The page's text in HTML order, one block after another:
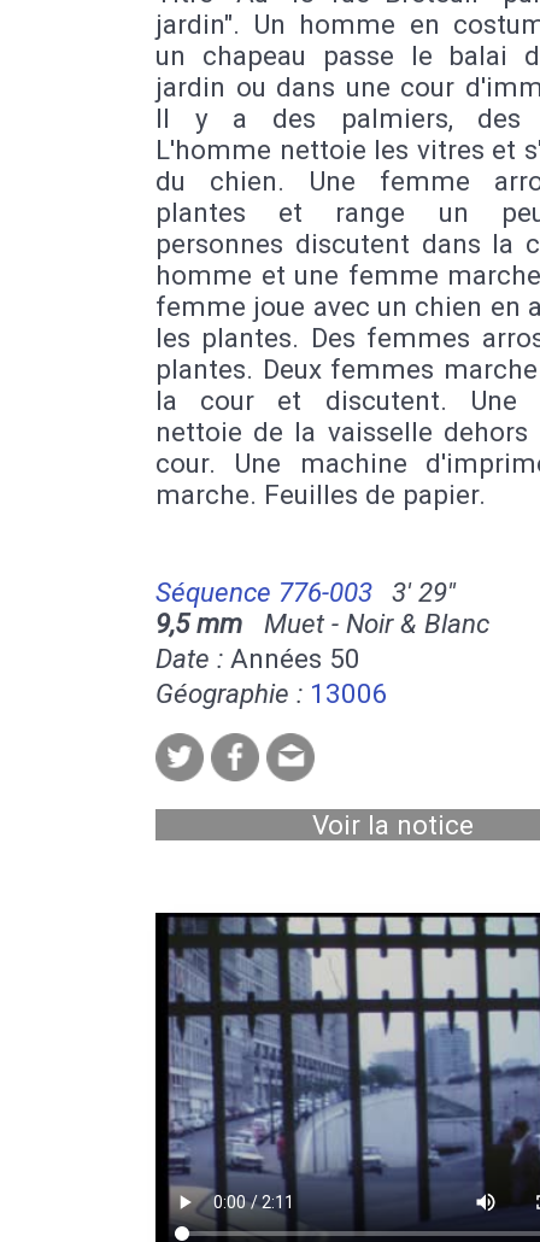
jardin". Un homme en
un chapeau passe le balai
jardin ou dans une cour
Il y a des palmiers, des
L'homme nettoie les vitres et
du chien. Une femme
plantes et range un
personnes discutent dans la
homme et une femme
femme joue avec un chien en
les plantes. Des femmes
plantes. Deux femmes
la cour et discutent. Une
nettoie de la vaisselle dehors
cour. Une machine
marche. Feuilles de papier.
Séquence 776-003
3' 29''
9,5 mm Muet - Noir & Blanc
Date : Années 50
Géographie : 13006
Voir la notice